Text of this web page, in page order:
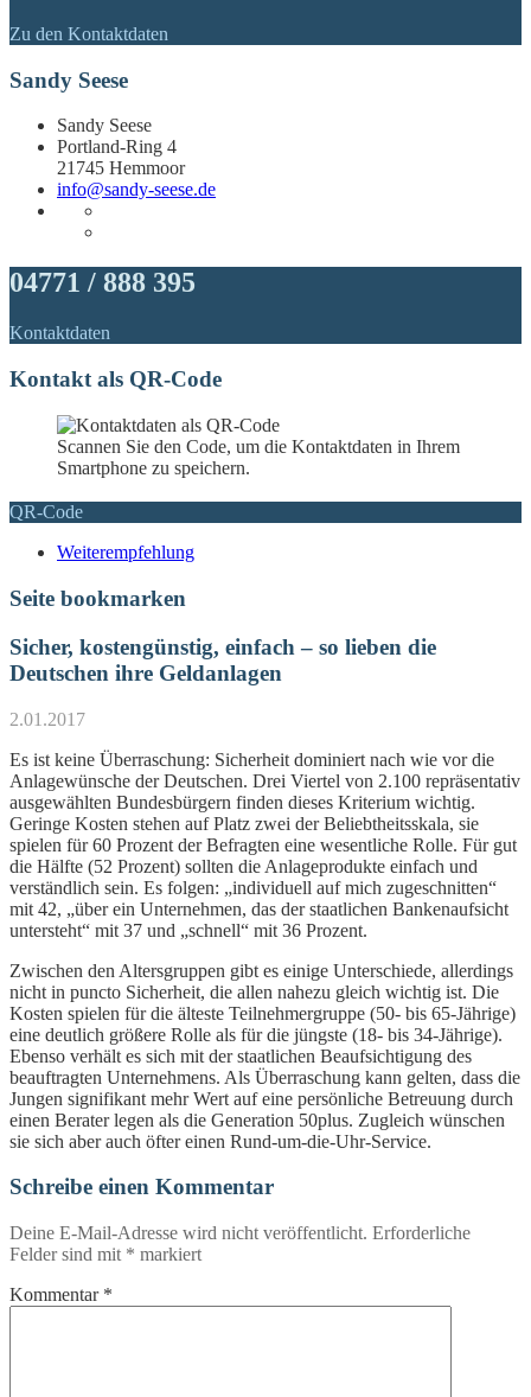
Zu den Kontaktdaten
Sandy Seese
Sandy Seese
Portland-Ring 4
21745 Hemmoor
info@sandy-seese.de
04771 / 888 395
Kontaktdaten
Kontakt als QR-Code
Scannen Sie den Code, um die Kontaktdaten in Ihrem
Smartphone zu speichern.
QR-Code
Weiterempfehlung
Seite bookmarken
Sicher, kostengünstig, einfach – so lieben die
Deutschen ihre Geldanlagen
2.01.2017
Es ist keine Überraschung: Sicherheit dominiert nach wie vor die
Anlagewünsche der Deutschen. Drei Viertel von 2.100 repräsentativ
ausgewählten Bundesbürgern finden dieses Kriterium wichtig.
Geringe Kosten stehen auf Platz zwei der Beliebtheitsskala, sie
spielen für 60 Prozent der Befragten eine wesentliche Rolle. Für gut
die Hälfte (52 Prozent) sollten die Anlageprodukte einfach und
verständlich sein. Es folgen: „individuell auf mich zugeschnitten“
mit 42, „über ein Unternehmen, das der staatlichen Bankenaufsicht
untersteht“ mit 37 und „schnell“ mit 36 Prozent.
Zwischen den Altersgruppen gibt es einige Unterschiede, allerdings
nicht in puncto Sicherheit, die allen nahezu gleich wichtig ist. Die
Kosten spielen für die älteste Teilnehmergruppe (50- bis 65-Jährige)
eine deutlich größere Rolle als für die jüngste (18- bis 34-Jährige).
Ebenso verhält es sich mit der staatlichen Beaufsichtigung des
beauftragten Unternehmens. Als Überraschung kann gelten, dass die
Jungen signifikant mehr Wert auf eine persönliche Betreuung durch
einen Berater legen als die Generation 50plus. Zugleich wünschen
sie sich aber auch öfter einen Rund-um-die-Uhr-Service.
Schreibe einen Kommentar
Deine E-Mail-Adresse wird nicht veröffentlicht. Erforderliche
Felder sind mit * markiert
Kommentar *